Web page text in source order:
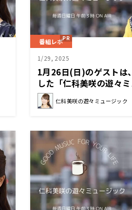
番組レポ
1/29, 2025
1月26日(日)のゲストは
した「仁科美咲の遊々
仁科美咲の遊々ミュージック